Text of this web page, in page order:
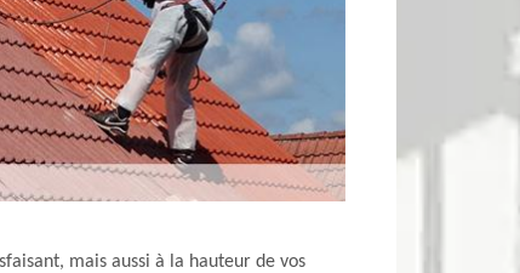
mais aussi à la hauteur de vos